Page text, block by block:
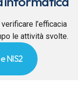
l’efficacia
le attività svolte.
NIS2